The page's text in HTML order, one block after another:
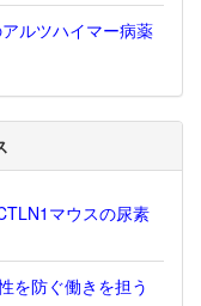
ルツハイマー病薬
マウスの尿素
を防ぐ働きを担う